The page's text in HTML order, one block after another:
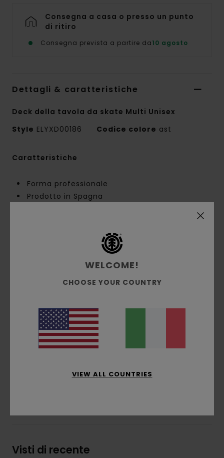
Consegna a casa o presso un punto
di ritiro
Consegna prevista a partire da10 agosto
Dettagli & caratteristiche
Deck della tavola da skate Multi Unisex
Style ELYXD00186 Codice colore ast
Caratteristiche
Forma professionale
Prodotto in Spagna
Element CBN con emissioni di CO2 ridotte
Legno d'acero canadese certificato FSC
Colla e vernice a base d'acqua
Stampa monocolore
Collaborazione con HLC
Fabbrica parzialmente alimentata a energia
solare
Politica di gestione dei rifiuti di fabbrica
Composizione [Tessuto principale] 100% legno
Visti di recente
WELCOME!
CHOOSE YOUR COUNTRY
VIEW ALL COUNTRIES